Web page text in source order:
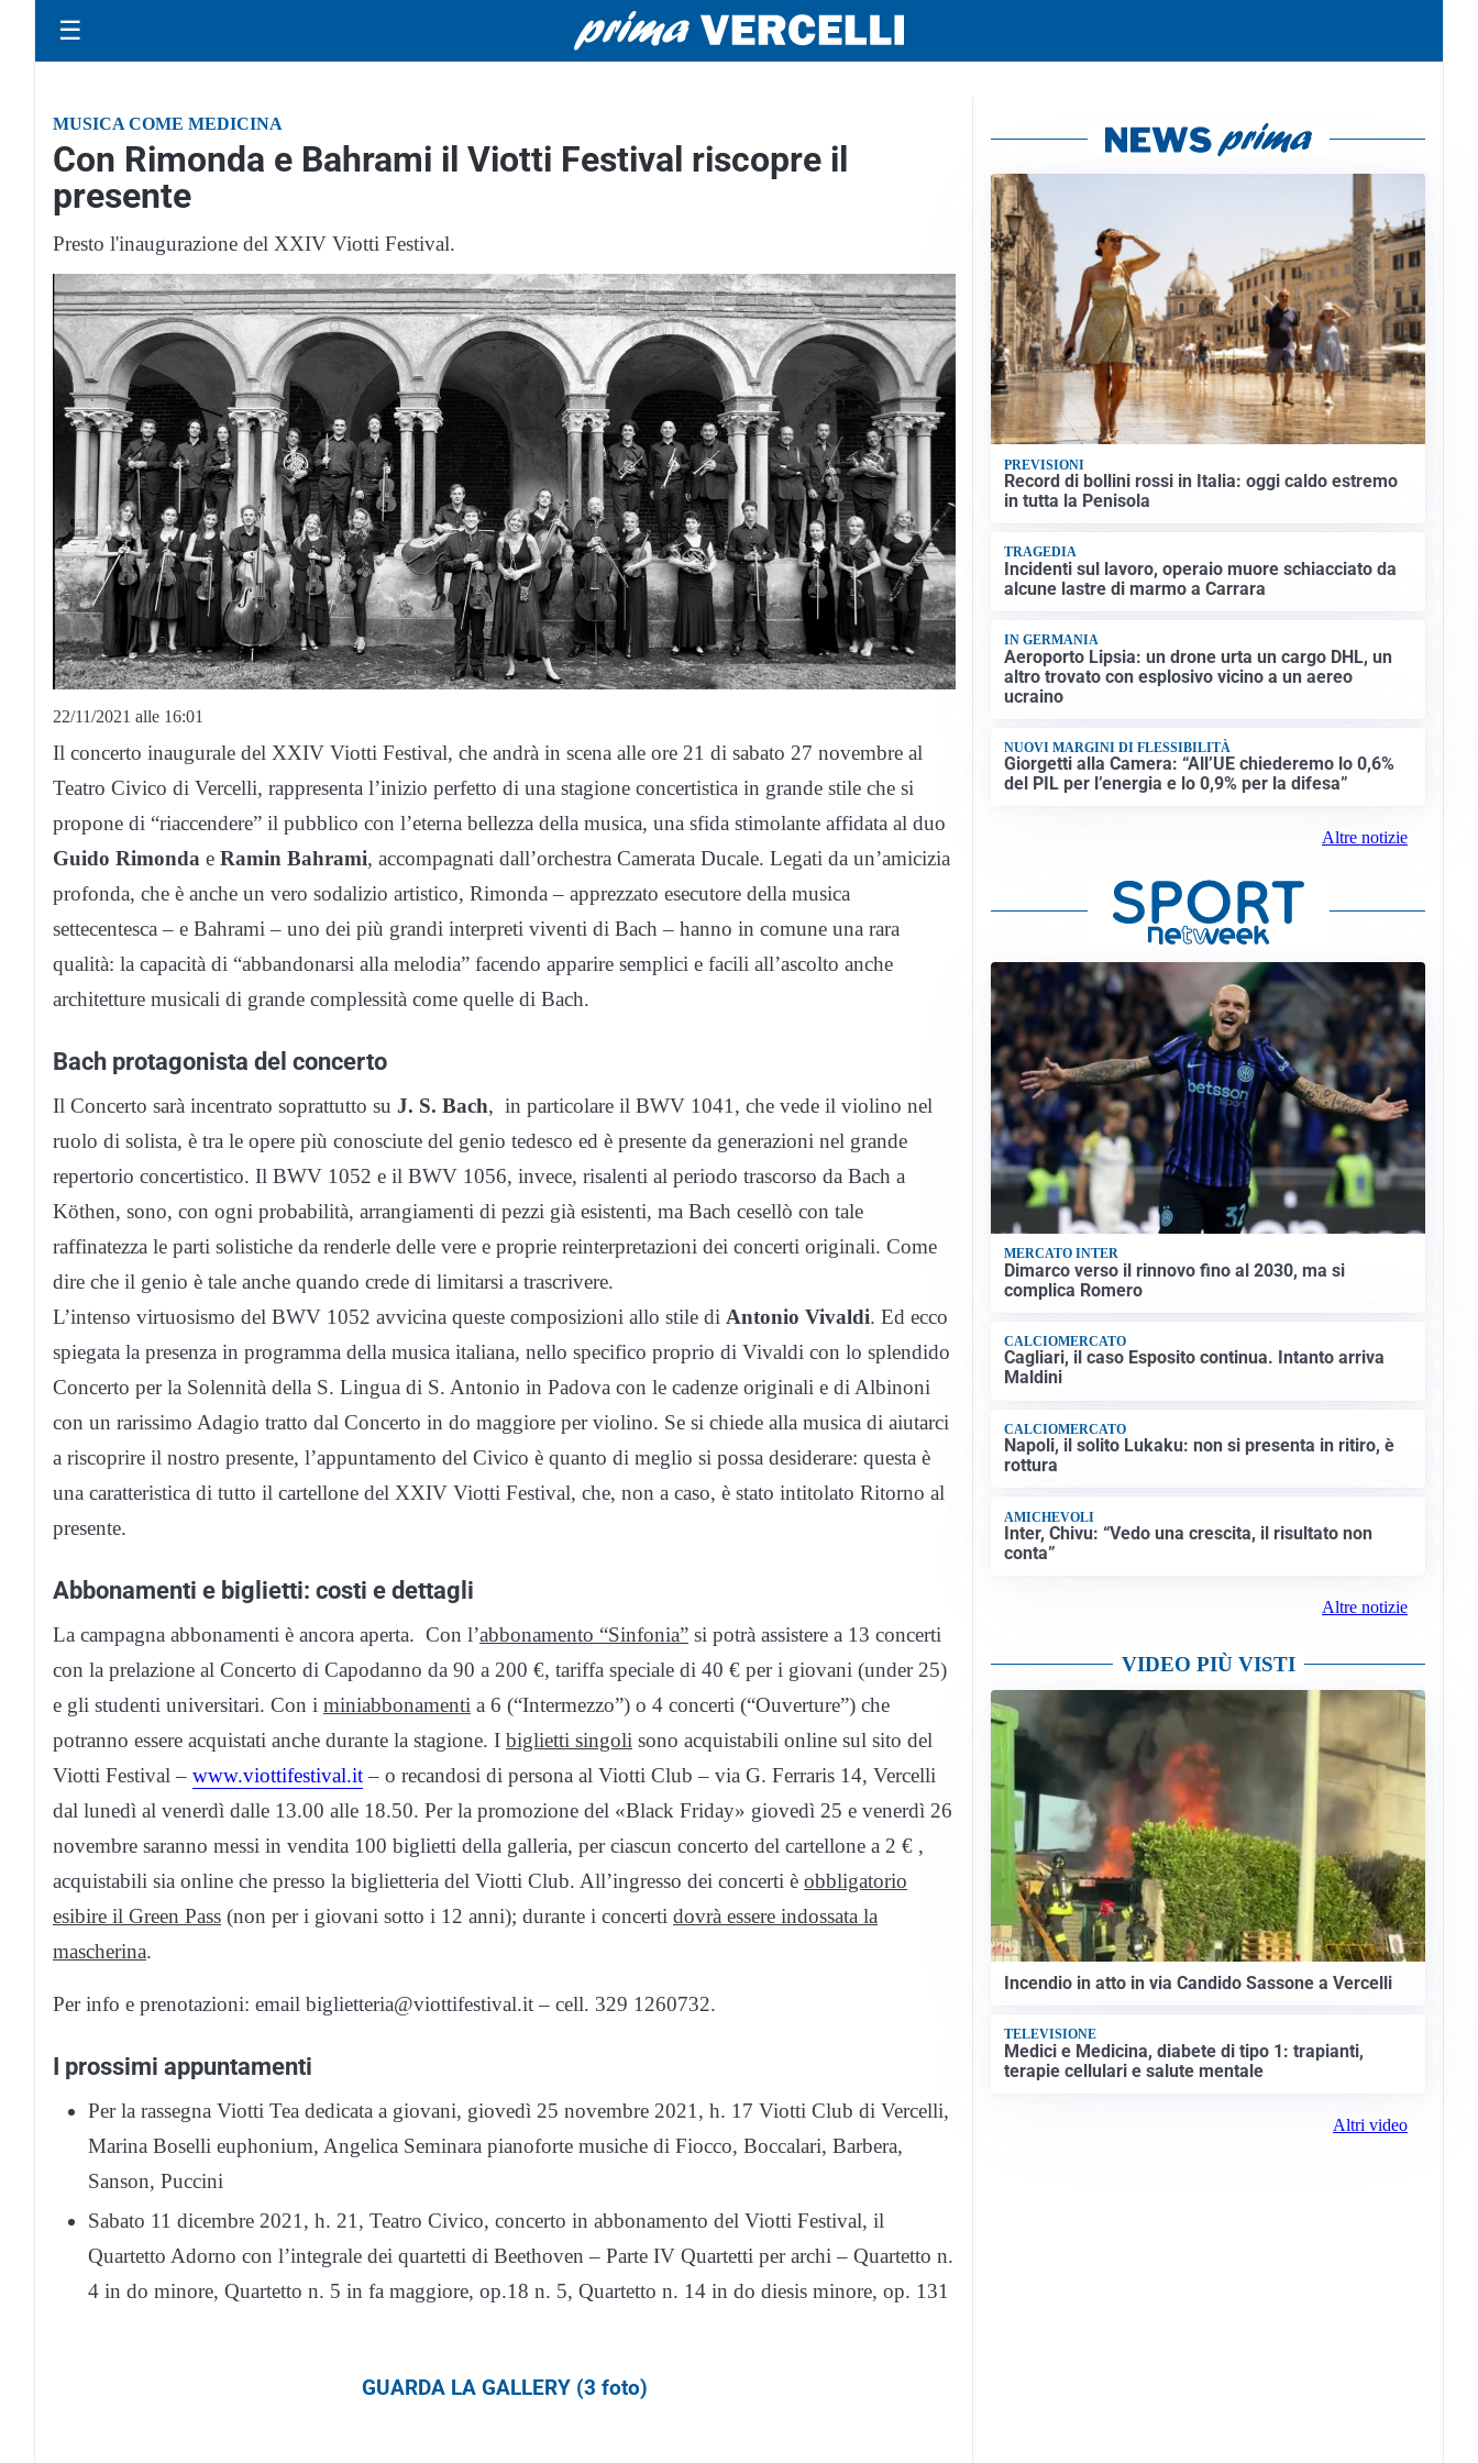
☰
MUSICA COME MEDICINA
Con Rimonda e Bahrami il Viotti Festival riscopre il
presente
Presto l'inaugurazione del XXIV Viotti Festival.
22/11/2021 alle 16:01
Il concerto inaugurale del XXIV Viotti Festival, che andrà in scena alle ore 21 di sabato 27 novembre al
Teatro Civico di Vercelli, rappresenta l’inizio perfetto di una stagione concertistica in grande stile che si
propone di “riaccendere” il pubblico con l’eterna bellezza della musica, una sfida stimolante affidata al duo
Guido Rimonda e Ramin Bahrami, accompagnati dall’orchestra Camerata Ducale. Legati da un’amicizia
profonda, che è anche un vero sodalizio artistico, Rimonda – apprezzato esecutore della musica
settecentesca – e Bahrami – uno dei più grandi interpreti viventi di Bach – hanno in comune una rara
qualità: la capacità di “abbandonarsi alla melodia” facendo apparire semplici e facili all’ascolto anche
architetture musicali di grande complessità come quelle di Bach.
Bach protagonista del concerto
Il Concerto sarà incentrato soprattutto su J. S. Bach, in particolare il BWV 1041, che vede il violino nel
ruolo di solista, è tra le opere più conosciute del genio tedesco ed è presente da generazioni nel grande
repertorio concertistico. Il BWV 1052 e il BWV 1056, invece, risalenti al periodo trascorso da Bach a
Köthen, sono, con ogni probabilità, arrangiamenti di pezzi già esistenti, ma Bach cesellò con tale
raffinatezza le parti solistiche da renderle delle vere e proprie reinterpretazioni dei concerti originali. Come
dire che il genio è tale anche quando crede di limitarsi a trascrivere.
L’intenso virtuosismo del BWV 1052 avvicina queste composizioni allo stile di Antonio Vivaldi. Ed ecco
spiegata la presenza in programma della musica italiana, nello specifico proprio di Vivaldi con lo splendido
Concerto per la Solennità della S. Lingua di S. Antonio in Padova con le cadenze originali e di Albinoni
con un rarissimo Adagio tratto dal Concerto in do maggiore per violino. Se si chiede alla musica di aiutarci
a riscoprire il nostro presente, l’appuntamento del Civico è quanto di meglio si possa desiderare: questa è
una caratteristica di tutto il cartellone del XXIV Viotti Festival, che, non a caso, è stato intitolato Ritorno al
presente.
Abbonamenti e biglietti: costi e dettagli
La campagna abbonamenti è ancora aperta. Con l’abbonamento “Sinfonia” si potrà assistere a 13 concerti
con la prelazione al Concerto di Capodanno da 90 a 200 €, tariffa speciale di 40 € per i giovani (under 25)
e gli studenti universitari. Con i miniabbonamenti a 6 (“Intermezzo”) o 4 concerti (“Ouverture”) che
potranno essere acquistati anche durante la stagione. I biglietti singoli sono acquistabili online sul sito del
Viotti Festival – www.viottifestival.it– o recandosi di persona al Viotti Club – via G. Ferraris 14, Vercelli
dal lunedì al venerdì dalle 13.00 alle 18.50. Per la promozione del «Black Friday» giovedì 25 e venerdì 26
novembre saranno messi in vendita 100 biglietti della galleria, per ciascun concerto del cartellone a 2 € ,
acquistabili sia online che presso la biglietteria del Viotti Club. All’ingresso dei concerti è obbligatorio
esibire il Green Pass (non per i giovani sotto i 12 anni); durante i concerti dovrà essere indossata la
mascherina.
Per info e prenotazioni: email biglietteria@viottifestival.it – cell. 329 1260732.
I prossimi appuntamenti
Per la rassegna Viotti Tea dedicata a giovani, giovedì 25 novembre 2021, h. 17 Viotti Club di Vercelli,
Marina Boselli euphonium, Angelica Seminara pianoforte musiche di Fiocco, Boccalari, Barbera,
Sanson, Puccini
Sabato 11 dicembre 2021, h. 21, Teatro Civico, concerto in abbonamento del Viotti Festival, il
Quartetto Adorno con l’integrale dei quartetti di Beethoven – Parte IV Quartetti per archi – Quartetto n.
4 in do minore, Quartetto n. 5 in fa maggiore, op.18 n. 5, Quartetto n. 14 in do diesis minore, op. 131
GUARDA LA GALLERY (3 foto)
PREVISIONI
Record di bollini rossi in Italia: oggi caldo estremo
in tutta la Penisola
TRAGEDIA
Incidenti sul lavoro, operaio muore schiacciato da
alcune lastre di marmo a Carrara
IN GERMANIA
Aeroporto Lipsia: un drone urta un cargo DHL, un
altro trovato con esplosivo vicino a un aereo
ucraino
NUOVI MARGINI DI FLESSIBILITÀ
Giorgetti alla Camera: “All’UE chiederemo lo 0,6%
del PIL per l’energia e lo 0,9% per la difesa”
Altre notizie
MERCATO INTER
Dimarco verso il rinnovo fino al 2030, ma si
complica Romero
CALCIOMERCATO
Cagliari, il caso Esposito continua. Intanto arriva
Maldini
CALCIOMERCATO
Napoli, il solito Lukaku: non si presenta in ritiro, è
rottura
AMICHEVOLI
Inter, Chivu: “Vedo una crescita, il risultato non
conta”
Altre notizie
VIDEO PIÙ VISTI
Incendio in atto in via Candido Sassone a Vercelli
TELEVISIONE
Medici e Medicina, diabete di tipo 1: trapianti,
terapie cellulari e salute mentale
Altri video